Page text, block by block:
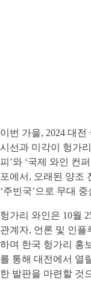
이번 가을, 2024 대
시선과 미각이 헝가
피’와 ‘국제 와인 컨
포에서, 오래된 양조
‘주빈국’으로 무대
헝가리 와인은 10월
관계자, 언론 및 인플
하며 한국 헝가리 홍
를 통해 대전에서 열
한 발판을 마련할 것